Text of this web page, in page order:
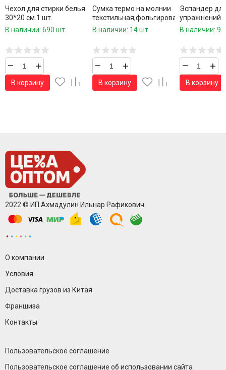
Чехол для стирки белья
30*20 см.1 шт.
В наличии: 690 шт.
– +
В корзину
Сумка термо на молнии
текстильная,фольгированная
внутри 17*45*23 см.1
В наличии: 14 шт.
– +
В корзину
Эспандер
упражнений
В наличии:
– +
В корзину
2022 © ИП Ахмадулин Ильнар Рафикович
О компании
Условия
Доставка грузов из Китая
Франшиза
Контакты
Пользовательское соглашение
Пользовательское соглашение об использовании сайта